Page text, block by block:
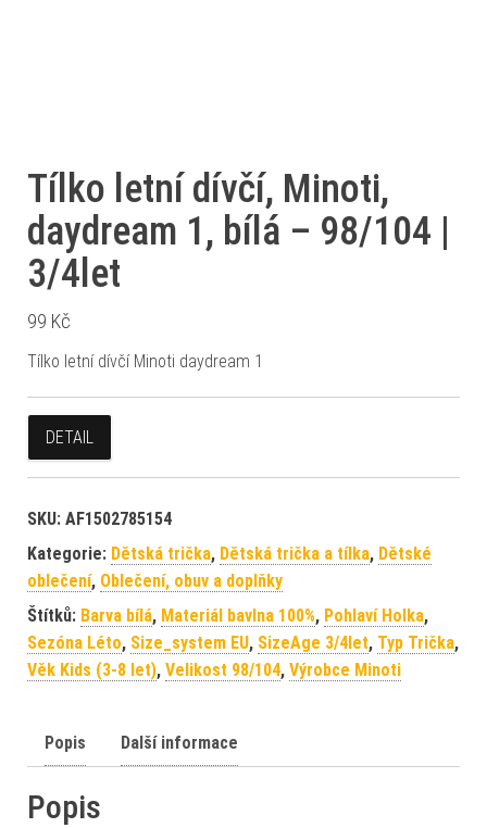
Tílko letní dívčí, Minoti,
daydream 1, bílá – 98/104 |
3/4let
99 Kč
Tílko letní dívčí Minoti daydream 1
DETAIL
SKU: AF1502785154
Kategorie: Dětská trička, Dětská trička a tílka, Dětské
oblečení, Oblečení, obuv a doplňky
Štítků: Barva bílá, Materiál bavlna 100%, Pohlaví Holka,
Sezóna Léto, Size_system EU, SizeAge 3/4let, Typ Trička,
Věk Kids (3-8 let), Velikost 98/104, Výrobce Minoti
Popis Další informace
Popis